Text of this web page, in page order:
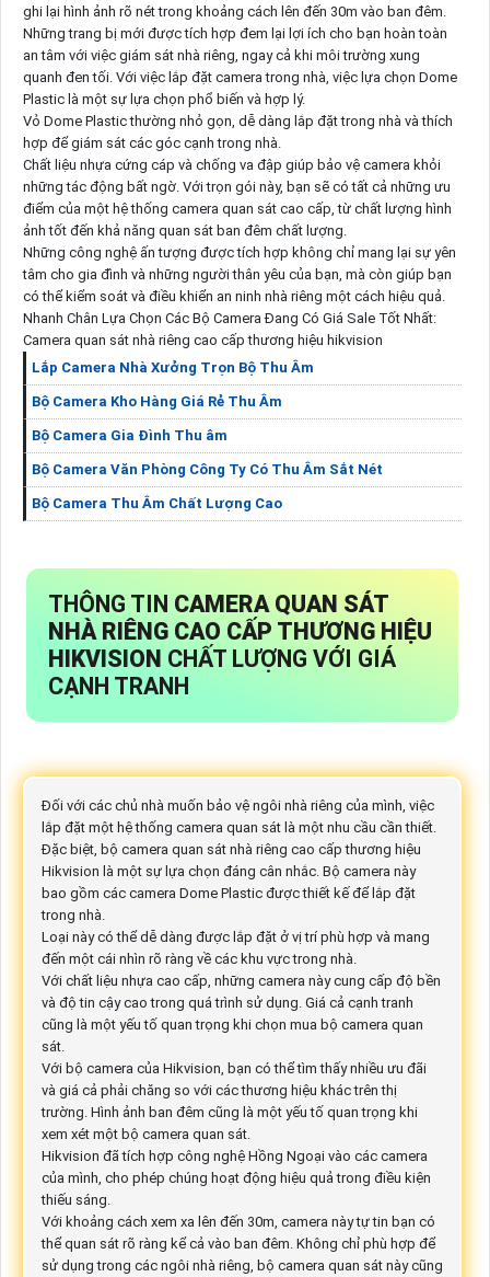
ghi lại hình ảnh rõ nét trong khoảng cách lên đến 30m vào ban đêm.
Những trang bị mới được tích hợp đem lại lợi ích cho bạn hoàn toàn
an tâm với việc giám sát nhà riêng, ngay cả khi môi trường xung
quanh đen tối. Với việc lắp đặt camera trong nhà, việc lựa chọn Dome
Plastic là một sự lựa chọn phổ biến và hợp lý.
Vỏ Dome Plastic thường nhỏ gọn, dễ dàng lắp đặt trong nhà và thích
hợp để giám sát các góc cạnh trong nhà.
Chất liệu nhựa cứng cáp và chống va đập giúp bảo vệ camera khỏi
những tác động bất ngờ. Với trọn gói này, bạn sẽ có tất cả những ưu
điểm của một hệ thống camera quan sát cao cấp, từ chất lượng hình
ảnh tốt đến khả năng quan sát ban đêm chất lượng.
Những công nghệ ấn tượng được tích hợp không chỉ mang lại sự yên
tâm cho gia đình và những người thân yêu của bạn, mà còn giúp bạn
có thể kiểm soát và điều khiển an ninh nhà riêng một cách hiệu quả.
Nhanh Chân Lựa Chọn Các Bộ Camera Đang Có Giá Sale Tốt Nhất:
Camera quan sát nhà riêng cao cấp thương hiệu hikvision
Lắp Camera Nhà Xưởng Trọn Bộ Thu Âm
Bộ Camera Kho Hàng Giá Rẻ Thu Âm
Bộ Camera Gia Đình Thu âm
Bộ Camera Văn Phòng Công Ty Có Thu Âm Sắt Nét
Bộ Camera Thu Âm Chất Lượng Cao
THÔNG TIN CAMERA QUAN SÁT
NHÀ RIÊNG CAO CẤP THƯƠNG HIỆU
HIKVISION CHẤT LƯỢNG VỚI GIÁ
CẠNH TRANH
Đối với các chủ nhà muốn bảo vệ ngôi nhà riêng của mình, việc
lắp đặt một hệ thống camera quan sát là một nhu cầu cần thiết.
Đặc biệt, bộ camera quan sát nhà riêng cao cấp thương hiệu
Hikvision là một sự lựa chọn đáng cân nhắc. Bộ camera này
bao gồm các camera Dome Plastic được thiết kế để lắp đặt
trong nhà.
Loại này có thể dễ dàng được lắp đặt ở vị trí phù hợp và mang
đến một cái nhìn rõ ràng về các khu vực trong nhà.
Với chất liệu nhựa cao cấp, những camera này cung cấp độ bền
và độ tin cậy cao trong quá trình sử dụng. Giá cả cạnh tranh
cũng là một yếu tố quan trọng khi chọn mua bộ camera quan
sát.
Với bộ camera của Hikvision, bạn có thể tìm thấy nhiều ưu đãi
và giá cả phải chăng so với các thương hiệu khác trên thị
trường. Hình ảnh ban đêm cũng là một yếu tố quan trọng khi
xem xét một bộ camera quan sát.
Hikvision đã tích hợp công nghệ Hồng Ngoại vào các camera
của mình, cho phép chúng hoạt động hiệu quả trong điều kiện
thiếu sáng.
Với khoảng cách xem xa lên đến 30m, camera này tự tin bạn có
thể quan sát rõ ràng kể cả vào ban đêm. Không chỉ phù hợp để
sử dụng trong các ngôi nhà riêng, bộ camera quan sát này cũng